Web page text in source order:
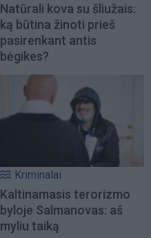
Natūrali kova su šliužais:
ką būtina žinoti prieš
pasirenkant antis
bėgikes?
Kriminalai
Kaltinamasis terorizmo
byloje Salmanovas: aš
myliu taiką